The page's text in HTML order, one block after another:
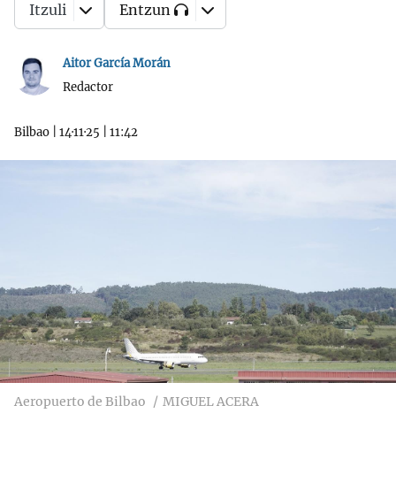
Aitor García Morán
Redactor
Bilbao 14·11·25 11:42
Itzuli Entzun
Aeropuerto de Bilbao MIGUEL ACERA